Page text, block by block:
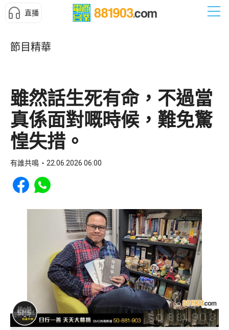
直播
節目精華
雖然話生死有命，不過當
真係面對嘅時候，難免驚
惶失措。
有誰共鳴 22.06.2026 06:00
Share to Facebook
Share to WhatsApp